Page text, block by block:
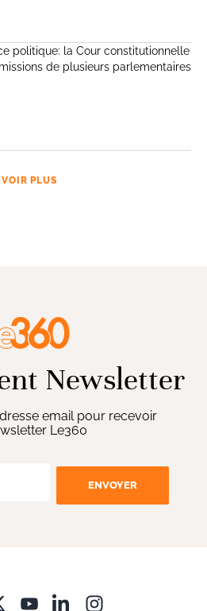
politique: la Cour constitutionnelle
de plusieurs parlementaires
VOIR PLUS
Newsletter
email pour recevoir
Le360
ENVOYER